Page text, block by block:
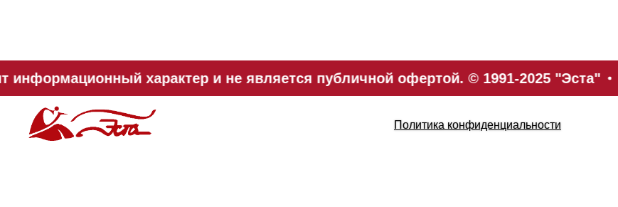
информационный характер и не является публичной офертой. © 1991-2025 "Эста"
Политика конфиденциальности